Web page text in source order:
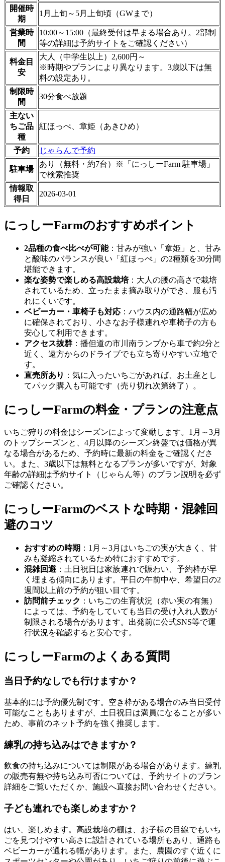
開催時
期
1月上旬～5月上旬頃（GWまで）
営業時
間
10:00～15:00（最終受付は早まる場合あり。2部制
等の詳細は予約サイトをご確認ください）
料金目
安
大人（中学生以上）2,600円～
※時期やプランにより異なります。3歳以下は無
料の設定あり。
制限時
間
30分食べ放題
主ない
ちご品
種
紅ほっぺ、章姫（あきひめ）
予約 じゃらんで予約
駐車場
あり（無料・約7台）※「にっしーFarm 駐車場」
で検索推奨
情報取
得日
2026-03-01
にっしーFarmのおすすめポイント
2品種の食べ比べが可能：甘みが強い「章姫」と、甘み
と酸味のバランスが良い「紅ほっぺ」の2種類を30分間
堪能できます。
楽な姿勢で楽しめる高設栽培：大人の腰の高さで栽培
されているため、立ったまま摘み取りができ、服も汚
れにくいです。
ベビーカー・車椅子も対応 ：ハウス内の通路幅が広め
に確保されており、小さなお子様連れや車椅子の方も
安心して利用できます。
アクセス抜群 ：播但道の市川南ランプから車で約2分と
近く、遠方からのドライブでも立ち寄りやすい立地で
す。
直売所あり ：気に入ったいちごがあれば、お土産とし
てパック購入も可能です（売り切れ次第終了）。
にっしーFarmの料金・プランの注意点
いちご狩りの料金はシーズンによって変動します。1月～3月
のトップシーズンと、4月以降のシーズン終盤では価格が異
なる場合があるため、予約時に最新の料金をご確認くださ
い。また、3歳以下は無料となるプランが多いですが、対象
年齢の詳細は予約サイト（じゃらん等）のプラン説明を必ず
ご確認ください。
にっしーFarmのベストな時期・混雑回
避のコツ
おすすめの時期 ：1月～3月はいちごの実が大きく、甘
みも凝縮されているため特におすすめです。
混雑回避 ：土日祝日は家族連れで賑わい、予約枠が早
く埋まる傾向にあります。平日の午前中や、希望日の2
週間以上前の予約が狙い目です。
訪問前チェック ：いちごの生育状況（赤い実の有無）
によっては、予約をしていても当日の受け入れ人数が
制限される場合があります。出発前に公式SNS等で運
行状況を確認すると安心です。
にっしーFarmのよくある質問
当日予約なしでも行けますか？
基本的には予約優先制です。空き枠がある場合のみ当日受付
可能なこともありますが、土日祝日は満員になることが多い
ため、事前のネット予約を強く推奨します。
練乳の持ち込みはできますか？
飲食の持ち込みについては制限がある場合があります。練乳
の販売有無や持ち込み可否については、予約サイトのプラン
詳細をご覧いただくか、施設へ直接お問い合わせください。
子ども連れでも楽しめますか？
はい、楽しめます。高設栽培の棚は、お子様の目線でもいち
ごを見つけやすい高さに設計されている場所もあり、通路も
ベビーカーが通れる幅があります。また、農園のすぐ近くに